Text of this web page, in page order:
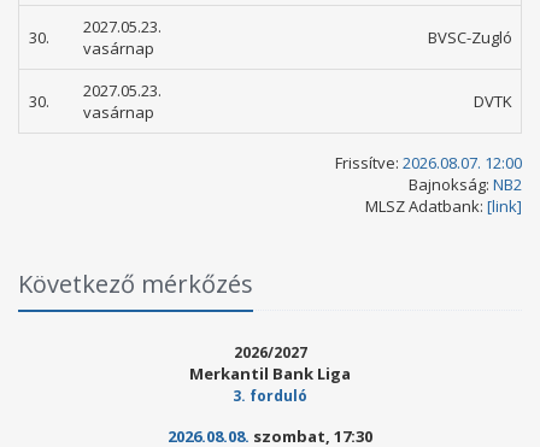
30.
2027.05.23.
vasárnap
BVSC-Zugló
30.
2027.05.23.
vasárnap
DVTK
Frissítve: 2026.08.07. 12:00
Bajnokság: NB2
MLSZ Adatbank: [link]
Következő mérkőzés
2026/2027
Merkantil Bank Liga
3. forduló
2026.08.08. szombat, 17:30